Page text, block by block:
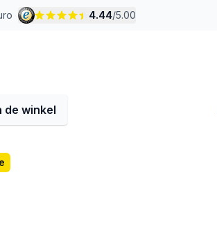
4.44/5.00
de winkel